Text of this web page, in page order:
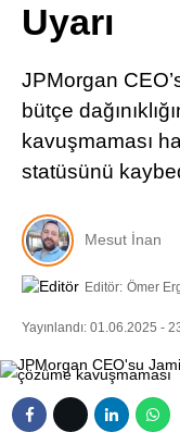
Uyarı
JPMorgan
bütçe
kavuşmaması
statüsünü
Mesut İnan
Editör: Ömer
Yayınlandı: 01.06.2025 -